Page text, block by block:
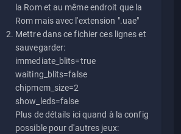
la Rom et au même endroit que la
Rom mais avec l'extension ".uae"
Mettre dans ce fichier ces lignes et
sauvegarder:
immediate_blits=true
waiting_blits=false
chipmem_size=2
show_leds=false
Plus de détails ici quand à la config
possible pour d'autres jeux: